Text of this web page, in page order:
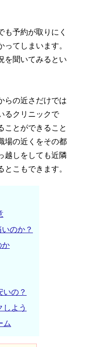
も予約が取りにく
てしまいます。
を聞いてみるとい
らの近さだけでは
るクリニックで
ことができること
場の近くをその都
越しをしても近隣
こもできます。
のか？
か
いの？
しよう
ム